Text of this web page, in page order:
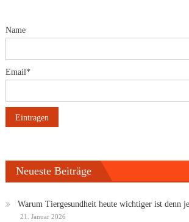
Name
Email*
Neueste Beiträge
Warum Tiergesundheit heute wichtiger ist denn je
21. Januar 2026